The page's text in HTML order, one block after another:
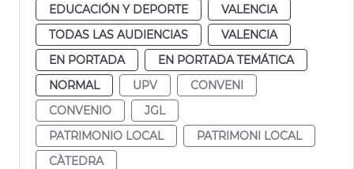
EDUCACIÓN Y DEPORTE
VALENCIA
TODAS LAS AUDIENCIAS
VALENCIA
EN PORTADA
EN PORTADA TEMÁTICA
NORMAL
UPV
CONVENI
CONVENIO
JGL
PATRIMONIO LOCAL
PATRIMONI LOCAL
CÀTEDRA